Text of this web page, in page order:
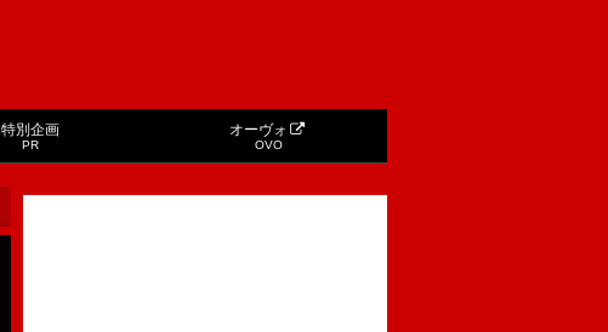
特別企画
PR
オーヴォ
OVO